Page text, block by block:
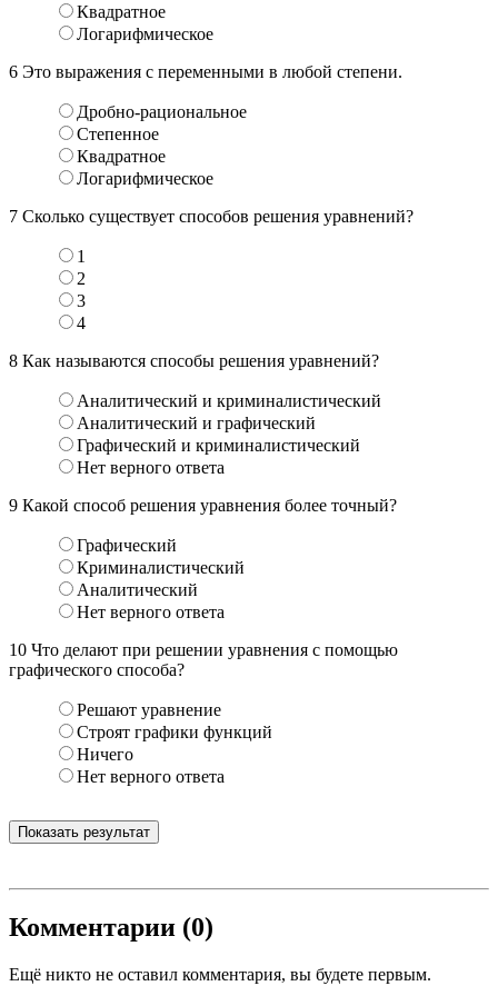
Квадратное
Логарифмическое
6 Это выражения с переменными в любой степени.
Дробно-рациональное
Степенное
Квадратное
Логарифмическое
7 Сколько существует способов решения уравнений?
1
2
3
4
8 Как называются способы решения уравнений?
Аналитический и криминалистический
Аналитический и графический
Графический и криминалистический
Нет верного ответа
9 Какой способ решения уравнения более точный?
Графический
Криминалистический
Аналитический
Нет верного ответа
10 Что делают при решении уравнения с помощью
графического способа?
Решают уравнение
Строят графики функций
Ничего
Нет верного ответа
Показать результат
Комментарии (0)
Ещё никто не оставил комментария, вы будете первым.